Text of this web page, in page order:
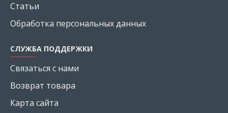
Статьи
Обработка персональных данных
СЛУЖБА ПОДДЕРЖКИ
Связаться с нами
Возврат товара
Карта сайта